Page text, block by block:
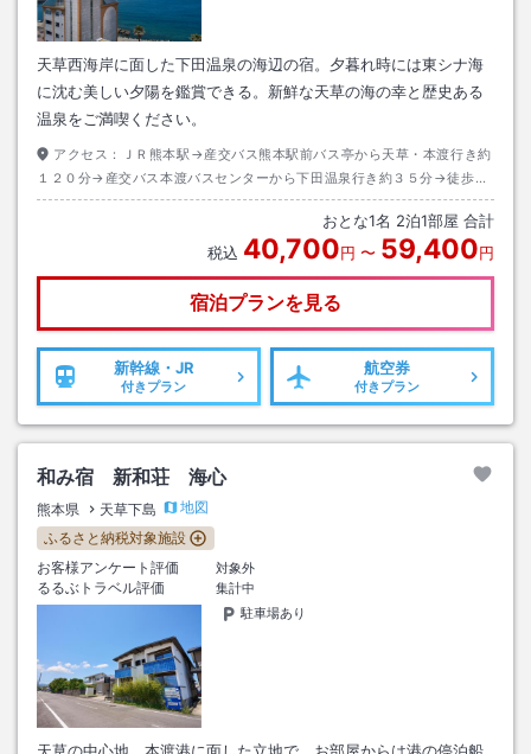
天草西海岸に面した下田温泉の海辺の宿。夕暮れ時には東シナ海
に沈む美しい夕陽を鑑賞できる。新鮮な天草の海の幸と歴史ある
温泉をご満喫ください。
アクセス：
ＪＲ熊本駅→産交バス熊本駅前バス亭から天草・本渡行き約
１２０分→産交バス本渡バスセンターから下田温泉行き約３５分→徒歩約
３分
おとな1名 2泊1部屋 合計
税込 40,700円 〜 59,400円
宿泊プランを見る
新幹線・JR
付きプラン
航空券
付きプラン
和み宿 新和荘 海心
熊本県 天草下島
地図
ふるさと納税対象施設
お客様アンケート評価
対象外
るるぶトラベル評価
集計中
駐車場あり
天草の中心地、本渡港に面した立地で、お部屋からは港の停泊船